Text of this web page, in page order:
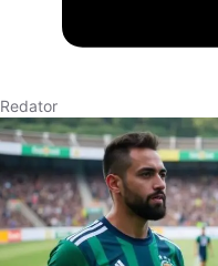
Redator